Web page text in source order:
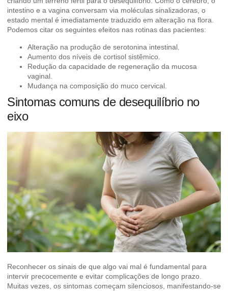
intestino e a vagina conversam via moléculas sinalizadoras, o
estado mental é imediatamente traduzido em alteração na flora.
Podemos citar os seguintes efeitos nas rotinas das pacientes:
Alteração na produção de serotonina intestinal.
Aumento dos níveis de cortisol sistêmico.
Redução da capacidade de regeneração da mucosa
vaginal.
Mudança na composição do muco cervical.
Sintomas comuns de desequilíbrio no
eixo
Reconhecer os sinais de que algo vai mal é fundamental para
intervir precocemente e evitar complicações de longo prazo.
Muitas vezes, os sintomas começam silenciosos, manifestando-se